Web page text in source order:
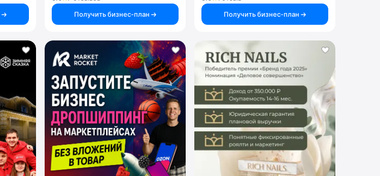
Получить бизнес-план
Получить бизнес-план